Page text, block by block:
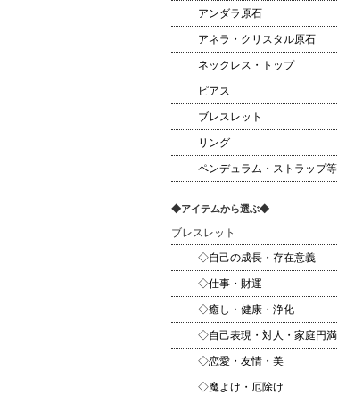
アンダラ原石
アネラ・クリスタル原石
ネックレス・トップ
ピアス
ブレスレット
リング
ペンデュラム・ストラップ等
◆アイテムから選ぶ◆
ブレスレット
◇自己の成長・存在意義
◇仕事・財運
◇癒し・健康・浄化
◇自己表現・対人・家庭円満
◇恋愛・友情・美
◇魔よけ・厄除け